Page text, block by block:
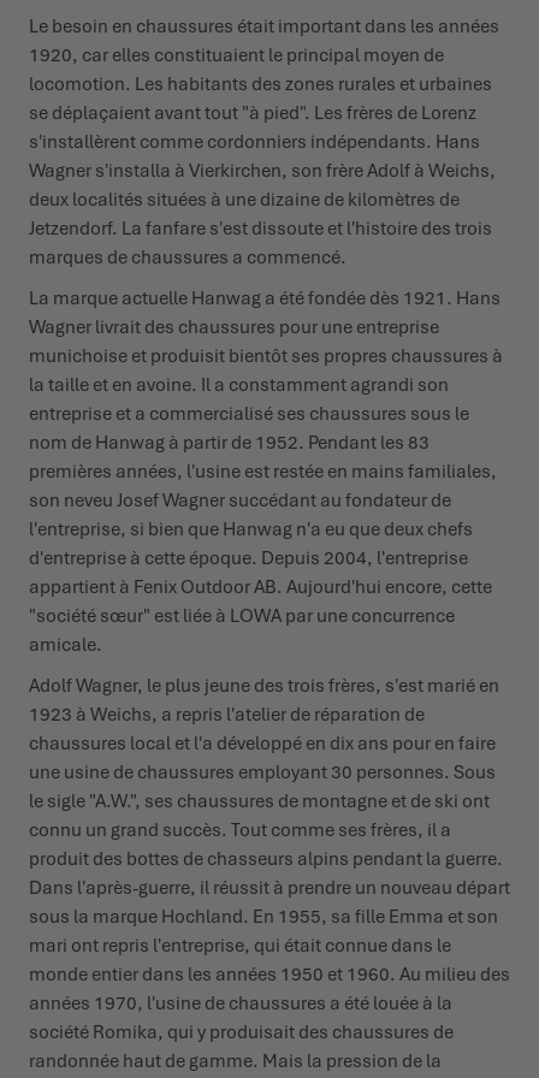
Le besoin en chaussures était important dans les années
1920, car elles constituaient le principal moyen de
locomotion. Les habitants des zones rurales et urbaines
se déplaçaient avant tout "à pied". Les frères de Lorenz
s'installèrent comme cordonniers indépendants. Hans
Wagner s'installa à Vierkirchen, son frère Adolf à Weichs,
deux localités situées à une dizaine de kilomètres de
Jetzendorf. La fanfare s'est dissoute et l'histoire des trois
marques de chaussures a commencé.
La marque actuelle Hanwag a été fondée dès 1921. Hans
Wagner livrait des chaussures pour une entreprise
munichoise et produisit bientôt ses propres chaussures à
la taille et en avoine. Il a constamment agrandi son
entreprise et a commercialisé ses chaussures sous le
nom de Hanwag à partir de 1952. Pendant les 83
premières années, l'usine est restée en mains familiales,
son neveu Josef Wagner succédant au fondateur de
l'entreprise, si bien que Hanwag n'a eu que deux chefs
d'entreprise à cette époque. Depuis 2004, l'entreprise
appartient à Fenix Outdoor AB. Aujourd'hui encore, cette
"société sœur" est liée à LOWA par une concurrence
amicale.
Adolf Wagner, le plus jeune des trois frères, s'est marié en
1923 à Weichs, a repris l'atelier de réparation de
chaussures local et l'a développé en dix ans pour en faire
une usine de chaussures employant 30 personnes. Sous
le sigle "A.W.", ses chaussures de montagne et de ski ont
connu un grand succès. Tout comme ses frères, il a
produit des bottes de chasseurs alpins pendant la guerre.
Dans l'après-guerre, il réussit à prendre un nouveau départ
sous la marque Hochland. En 1955, sa fille Emma et son
mari ont repris l'entreprise, qui était connue dans le
monde entier dans les années 1950 et 1960. Au milieu des
années 1970, l'usine de chaussures a été louée à la
société Romika, qui y produisait des chaussures de
randonnée haut de gamme. Mais la pression de la